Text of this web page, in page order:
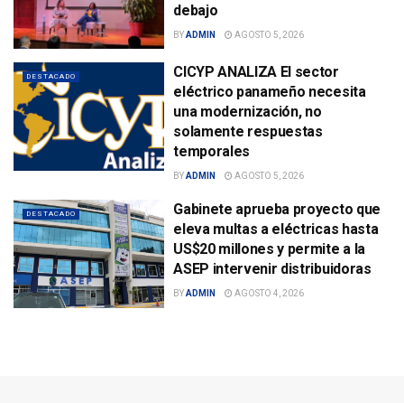
debajo
BYADMIN AGOSTO 5, 2026
DESTACADO
CICYP ANALIZA El sector
eléctrico panameño necesita
una modernización, no
solamente respuestas
temporales
BYADMIN AGOSTO 5, 2026
DESTACADO
Gabinete aprueba proyecto que
eleva multas a eléctricas hasta
US$20 millones y permite a la
ASEP intervenir distribuidoras
BYADMIN AGOSTO 4, 2026